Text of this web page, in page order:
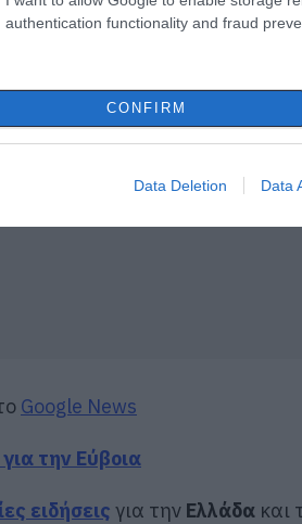
authentication functionality and fraud
CONFIRM
Data Deletion Data
Google News
για την Εύβοια
ειδήσεις για την Ελλάδα και